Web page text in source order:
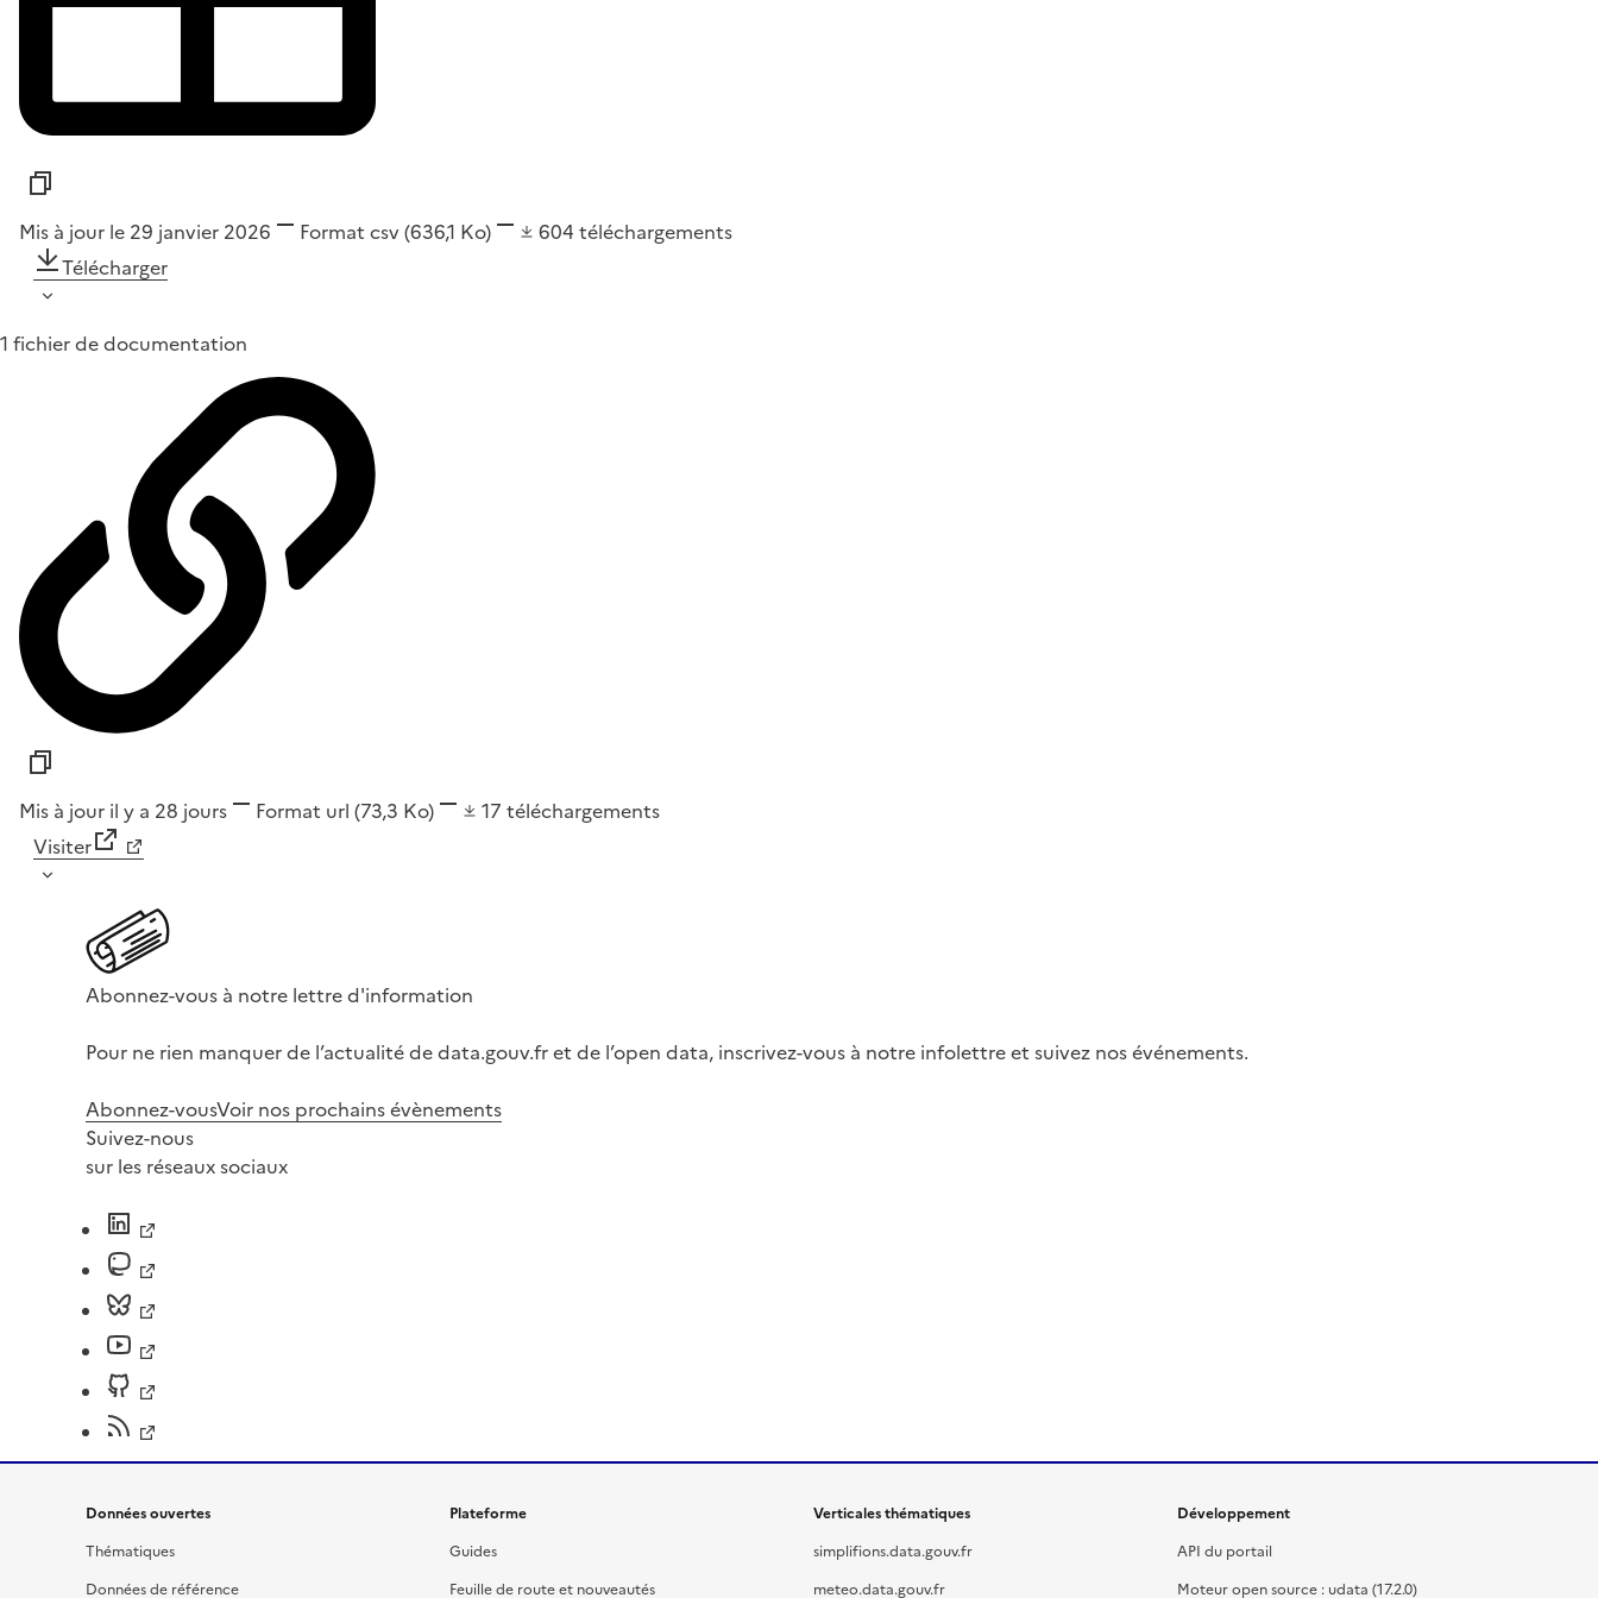
Mis à jour le 29 janvier 2026 Format csv(636,1 Ko) 604 téléchargements
Télécharger
1 fichier de documentation
Mis à jour il y a 28 jours Format url (73,3 Ko) 17 téléchargements
Visiter
Abonnez-vous à notre lettre d'information
Pour ne rien manquer de l’actualité de data.gouv.fr et de l’open data, inscrivez-vous à notre infolettre et suivez nos événements.
Abonnez-vousVoir nos prochains évènements
Suivez-nous
sur les réseaux sociaux
Données ouvertes
Thématiques
Données de référence
Plateforme
Guides
Feuille de route et nouveautés
Verticales thématiques
simplifions.data.gouv.fr
meteo.data.gouv.fr
Développement
API du portail
Moteur open source : udata (17.2.0)